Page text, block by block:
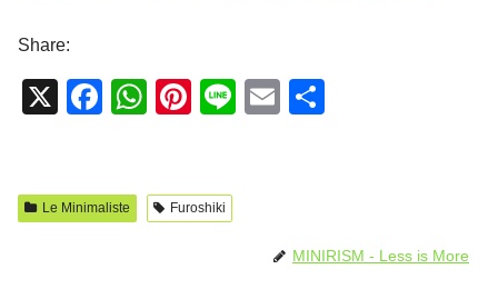
Share:
X
F
e
W
s
Pi
e
Li
E
er
Le Minimaliste Furoshiki
MINIRISM - Less is More